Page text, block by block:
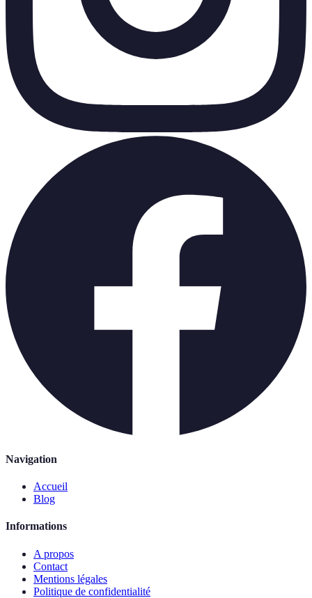
Navigation
Accueil
Blog
Informations
A propos
Contact
Mentions légales
Politique de confidentialité